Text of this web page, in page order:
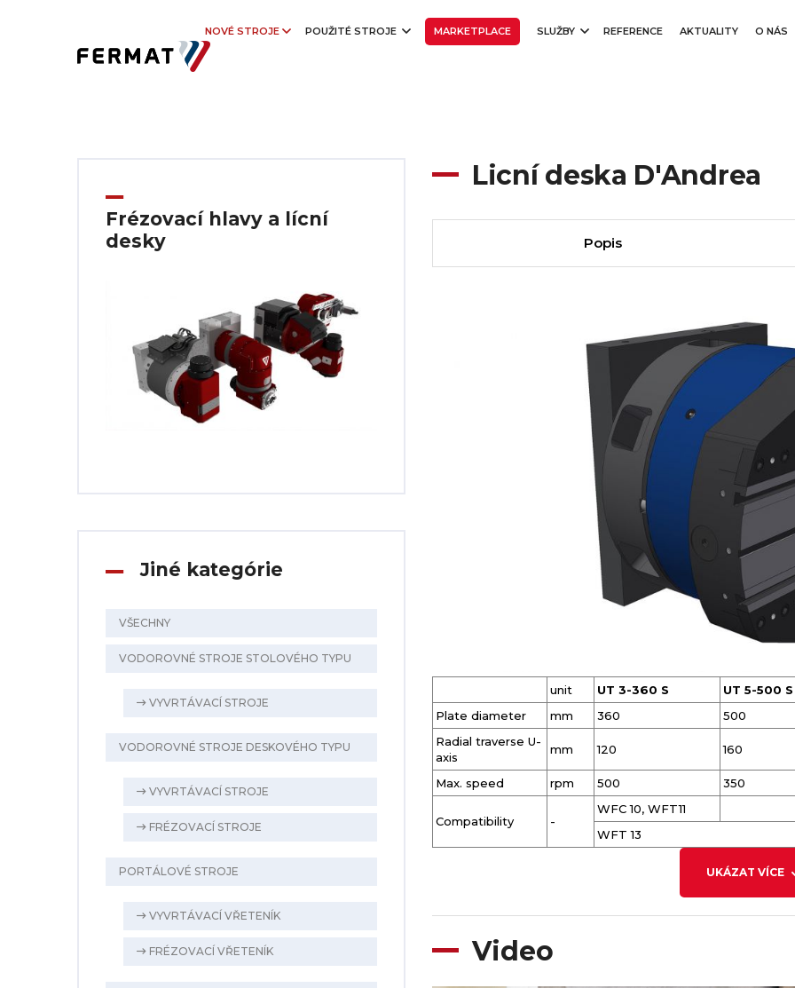
NOVÉ STROJE POUŽITÉ STROJE MARKETPLACE SLUŽBY REFERENCE AKTUALITY O NÁS
Frézovací hlavy a lícní
desky
Jiné kategórie
VŠECHNY
VODOROVNÉ STROJE STOLOVÉHO TYPU
VYVRTÁVACÍ STROJE
VODOROVNÉ STROJE DESKOVÉHO TYPU
VYVRTÁVACÍ STROJE
FRÉZOVACÍ STROJE
PORTÁLOVÉ STROJE
VYVRTÁVACÍ VŘETENÍK
FRÉZOVACÍ VŘETENÍK
Licní deska D'Andrea
Popis
unit UT 3-360 S
UT 5-500 S
Plate diameter
mm 360
500
Radial traverse U-
axis
mm 120 160
Max. speed rpm 500 350
Compatibility -
WFC 10, WFT11
WFT 13
UKÁZAT VÍCE
Video